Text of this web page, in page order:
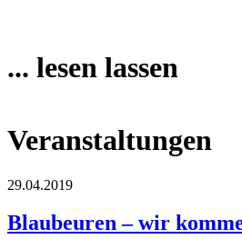
... lesen lassen
Veranstaltungen
29.04.2019
Blaubeuren – wir